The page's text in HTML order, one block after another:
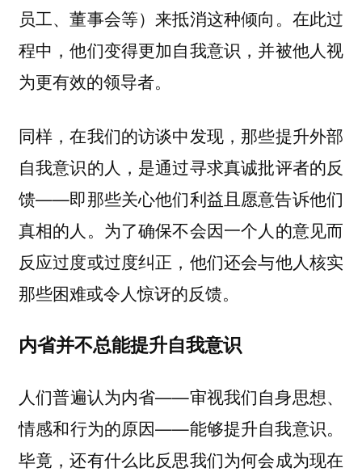
员工、董事会等）来抵消这种倾向。在此过
程中，他们变得更加自我意识，并被他人视
为更有效的领导者。
同样，在我们的访谈中发现，那些提升外部
自我意识的人，是通过寻求真诚批评者的反
馈——即那些关心他们利益且愿意告诉他们
真相的人。为了确保不会因一个人的意见而
反应过度或过度纠正，他们还会与他人核实
那些困难或令人惊讶的反馈。
内省并不总能提升自我意识
人们普遍认为内省——审视我们自身思想、
情感和行为的原因——能够提升自我意识。
毕竟，还有什么比反思我们为何会成为现在